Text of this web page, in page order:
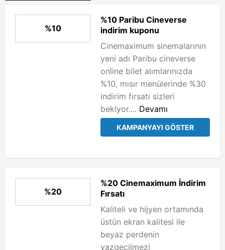
%10
%10 Paribu Cineverse
indirim kuponu
Cinemaximum sinemalarının
yeni adı Paribu cineverse
online bilet alımlarınızda
%10, mısır menülerinde %30
indirim fırsatı sizleri
beklyor.... Devamı
KAMPANYAYI GÖSTER
%20
%20 Cinemaximum İndirim
Fırsatı
Kaliteli ve hijyen ortamında
üstün ekran kalitesi ile
beyaz perdenin
vazgeçilmezi